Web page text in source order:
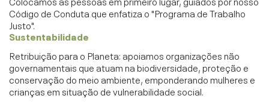
Código de Conduta que enfatiza o "Programa de Trabalho
Justo".
Sustentabilidade
Retribuição para o Planeta: apoiamos organizações não
governamentais que atuam na biodiversidade, proteção e
conservação do meio ambiente, emponderando mulheres e
crianças em situação de vulnerabilidade social.